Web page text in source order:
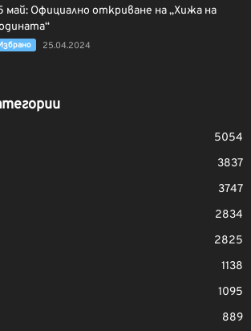
май: Официално откриване на „Хижа на
25.04.2024
5054
3837
3747
2834
2825
1138
1095
889